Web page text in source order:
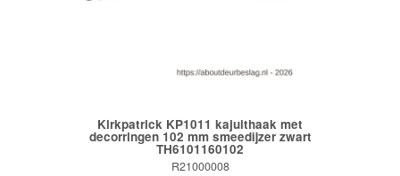
Kirkpatrick KP1011 kajuithaak met
decorringen 102 mm smeedijzer zwart
TH6101160102
R21000008